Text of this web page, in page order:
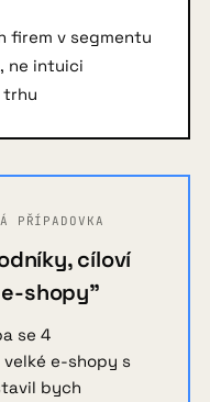
firem v segmentu
ne intuici
trhu
PŘÍPADOVKA
cíloví
shopy"
se 4
e-shopy s
bych